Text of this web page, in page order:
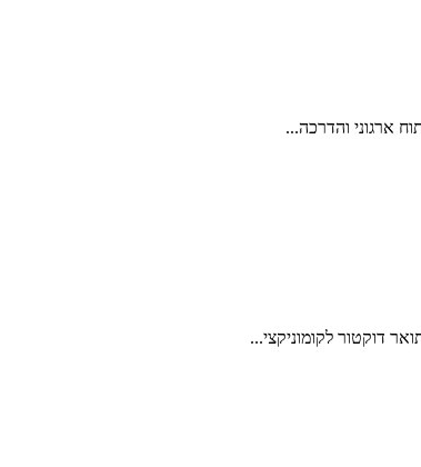
ארגוני והדרכה...